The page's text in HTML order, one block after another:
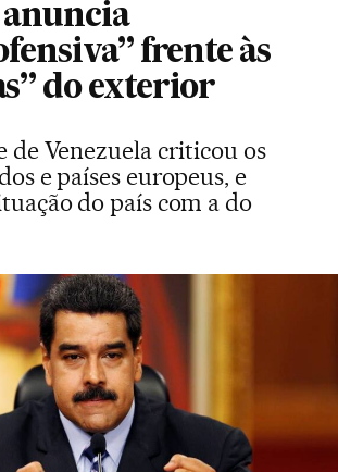
frente às
do exterior
de Venezuela criticou os
e países europeus, e
do país com a do